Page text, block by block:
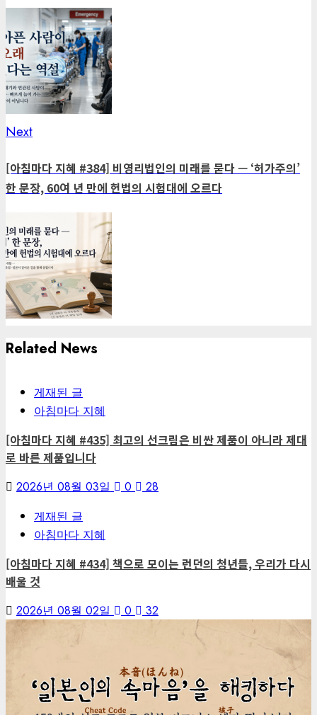
NextNext
[아침마다 지혜 #384] 비영리법인의 미래를 묻다 — ‘허가주의’
한 문장, 60여 년 만에 헌법의 시험대에 오르다
Related News
게재된 글
아침마다 지혜
[아침마다 지혜 #435] 최고의 선크림은 비싼 제품이 아니라 제대
로 바른 제품입니다
2026년 08월 03일 0
28
게재된 글
아침마다 지혜
[아침마다 지혜 #434] 책으로 모이는 런던의 청년들, 우리가 다시
배울 것
2026년 08월 02일 0 32